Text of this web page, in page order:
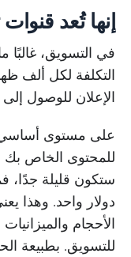
إنها تُعد
في التسويق، غالبًا
الإعلان للوصول إلى 1000 شخص.
على مستوى
للمحتوى الخاص بك
ستكون قليلة جدًا،
دولار واحد. وهذا
الأحجام
للتسويق. بطبيعة